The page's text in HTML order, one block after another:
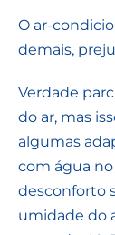
O ar-
demais,
Verdade
do ar, mas
algumas
com água
desconforto
umidade do